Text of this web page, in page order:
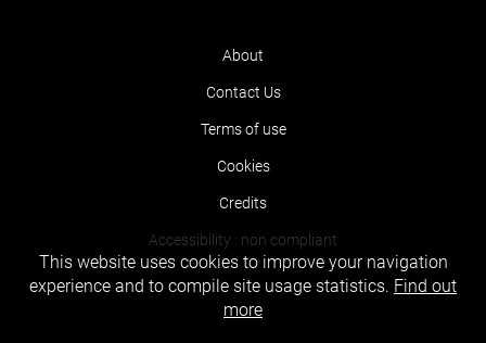
About
Contact Us
Terms of use
Cookies
Credits
Accessibility : non compliant
This website uses cookies to improve your navigation
experience and to compile site usage statistics. Find out
more